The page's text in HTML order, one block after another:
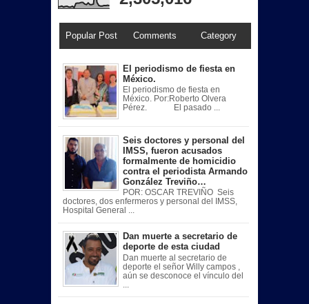
Popular Post Comments Category
El periodismo de fiesta en
México.
El periodismo de fiesta en
México. Por:Roberto Olvera
Pérez. El pasado ...
Seis doctores y personal del
IMSS, fueron acusados
formalmente de homicidio
contra el periodista Armando
González Treviño…
POR: OSCAR TREVIÑO Seis
doctores, dos enfermeros y personal del IMSS,
Hospital General ...
Dan muerte a secretario de
deporte de esta ciudad
Dan muerte al secretario de
deporte el señor Willy campos ,
aún se desconoce el vínculo del